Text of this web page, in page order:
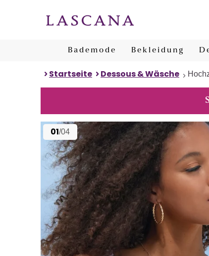
Bademode Bekleidung
Startseite Dessous & Wäsche
01/04